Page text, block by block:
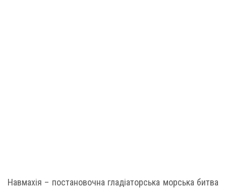
Навмахія – постановочна гладіаторська морська битва